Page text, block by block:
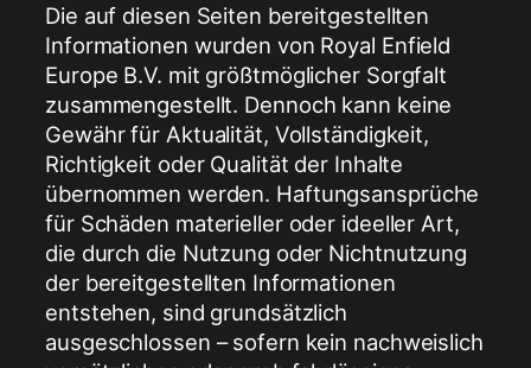
Die auf diesen Seiten bereitgestellten
Informationen wurden von Royal Enfield
Europe B.V. mit größtmöglicher Sorgfalt
zusammengestellt. Dennoch kann keine
Gewähr für Aktualität, Vollständigkeit,
Richtigkeit oder Qualität der Inhalte
übernommen werden. Haftungsansprüche
für Schäden materieller oder ideeller Art,
die durch die Nutzung oder Nichtnutzung
der bereitgestellten Informationen
entstehen, sind grundsätzlich
ausgeschlossen – sofern kein nachweislich